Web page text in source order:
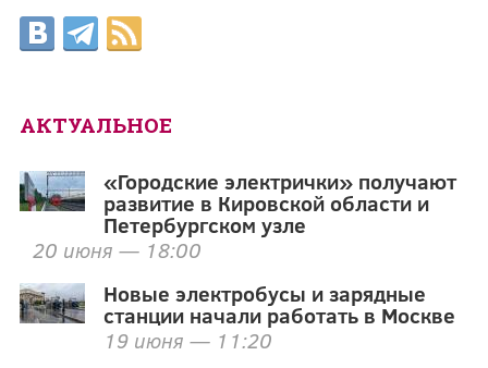
АКТУАЛЬНОЕ
«Городские электрички» получают
развитие в Кировской области и
Петербургском узле
20 июня — 18:00
Новые электробусы и зарядные
станции начали работать в Москве
19 июня — 11:20